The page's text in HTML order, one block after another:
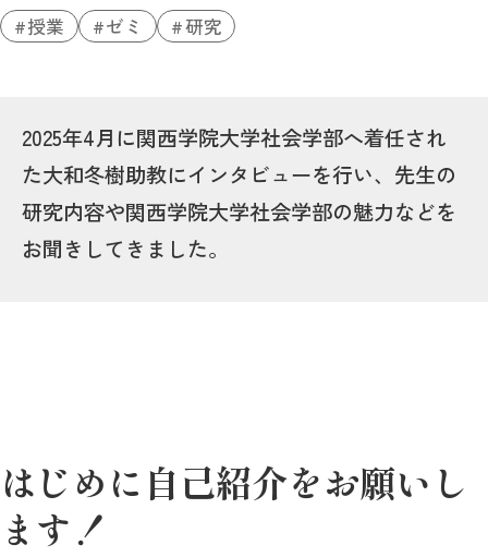
授業
ゼミ 研究
2025年4月に関西学院大学社会学部へ着任され
た大和冬樹助教にインタビューを行い、先生の
研究内容や関西学院大学社会学部の魅力などを
お聞きしてきました。
はじめに自己紹介をお願いし
ます！